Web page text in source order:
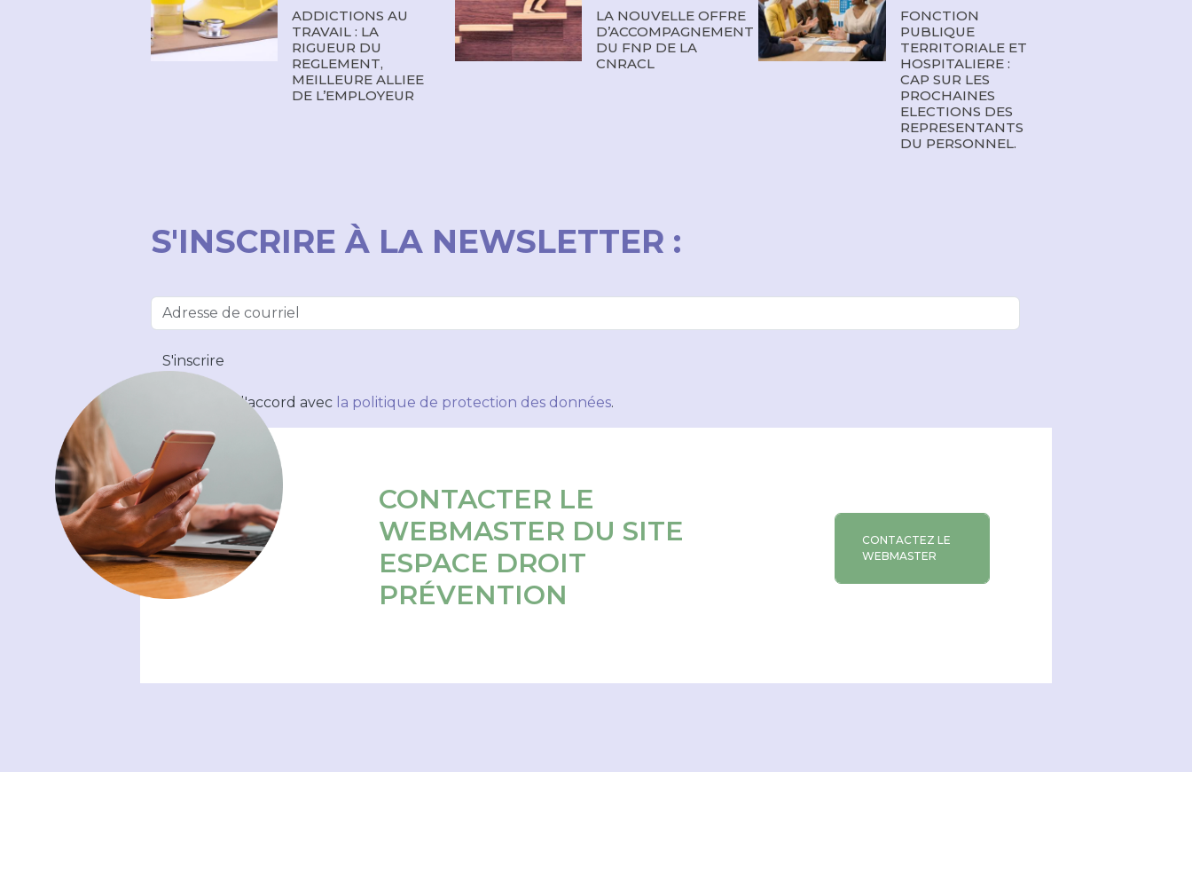
ADDICTIONS AU
TRAVAIL : LA
RIGUEUR DU
REGLEMENT,
MEILLEURE ALLIEE
DE L’EMPLOYEUR
LA NOUVELLE OFFRE
D’ACCOMPAGNEMENT
DU FNP DE LA
CNRACL
FONCTION
PUBLIQUE
TERRITORIALE ET
HOSPITALIERE :
CAP SUR LES
PROCHAINES
ELECTIONS DES
REPRESENTANTS
DU PERSONNEL.
S'INSCRIRE À LA NEWSLETTER :
S'inscrire
Je suis d'accord avec la politique de protection des données.
CONTACTER LE
WEBMASTER DU SITE
ESPACE DROIT
PRÉVENTION
CONTACTEZ LE
WEBMASTER